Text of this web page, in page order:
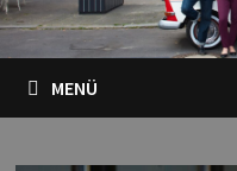
MENÜ